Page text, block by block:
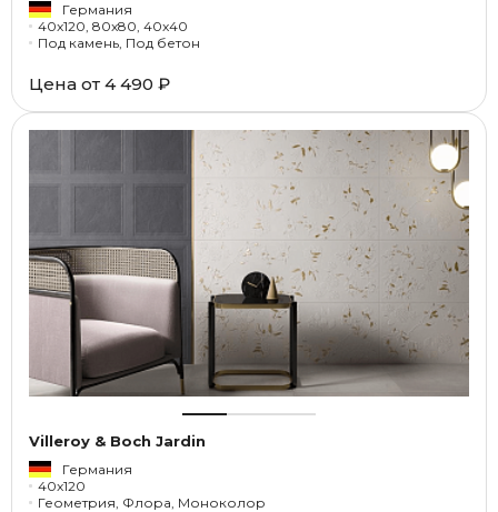
Германия
40x120, 80x80, 40x40
Под камень, Под бетон
Цена от 4 490 ₽
Villeroy & Boch Jardin
Германия
40x120
Геометрия, Флора, Моноколор